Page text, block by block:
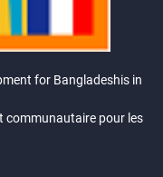
for Bangladeshis in
communautaire pour les